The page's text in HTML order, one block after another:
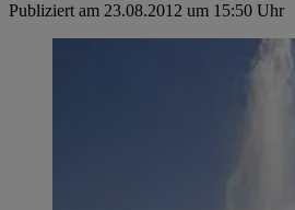
Publiziert am 23.08.2012 um 15:50 Uhr